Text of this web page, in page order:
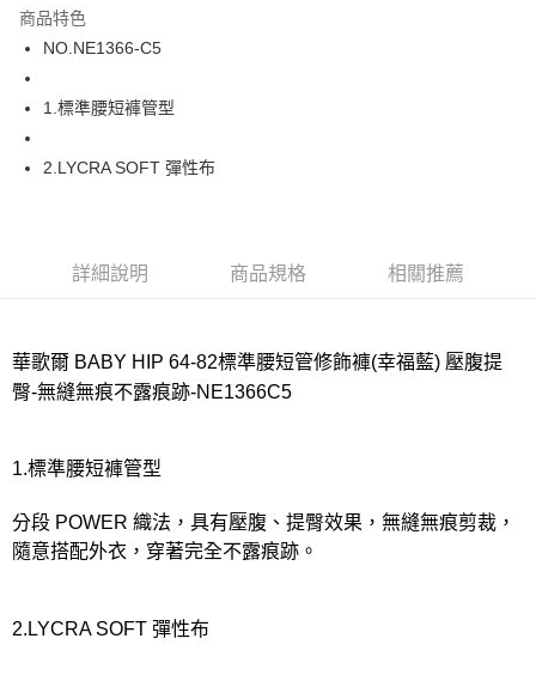
運送方式
全家取貨付款
每筆NT$80，滿NT$1,000(含以上)免運費
付款後全家取貨
每筆NT$80，滿NT$1,000(含以上)免運費
宅配
離島
付款後門市自取
商品特色
NO.NE1366-C5
1.標準腰短褲管型
2.LYCRA SOFT 彈性布
詳細說明 商品規格 相關推薦
華歌爾 BABY HIP 64-82標準腰短管修飾褲(幸福藍) 壓腹提
臀-無縫無痕不露痕跡-NE1366C5
1.標準腰短褲管型
分段 POWER 織法，具有壓腹、提臀效果，無縫無痕剪裁，
隨意搭配外衣，穿著完全不露痕跡。
2.LYCRA SOFT 彈性布